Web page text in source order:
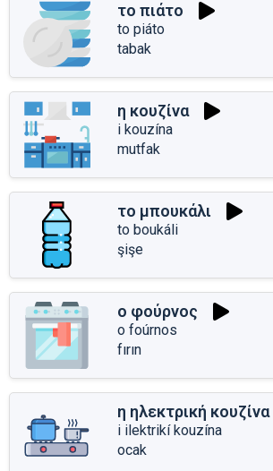
το πιάτο
to piáto
tabak
η κουζίνα
i kouzína
mutfak
το μπουκάλι
to boukáli
şişe
ο φούρνος
o foúrnos
fırın
η ηλεκτρική κουζίνα
i ilektrikí kouzína
ocak